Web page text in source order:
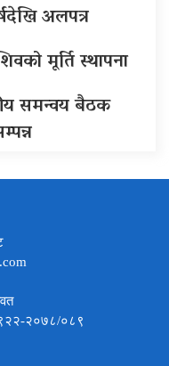
अलपत्र
मूर्ति स्थापना
समन्वय बैठक
२०७८/०८९